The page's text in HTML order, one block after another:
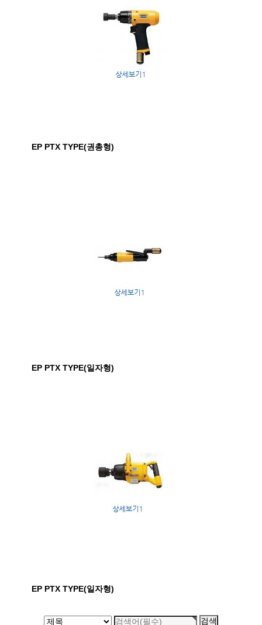
EP PTX TYPE(권총형)
EP PTX TYPE(일자형)
EP PTX TYPE(일자형)